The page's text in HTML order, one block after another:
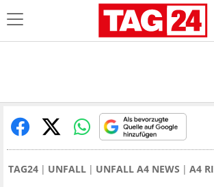
TAG24 UNFALL UNFALL A4 NEWS A4